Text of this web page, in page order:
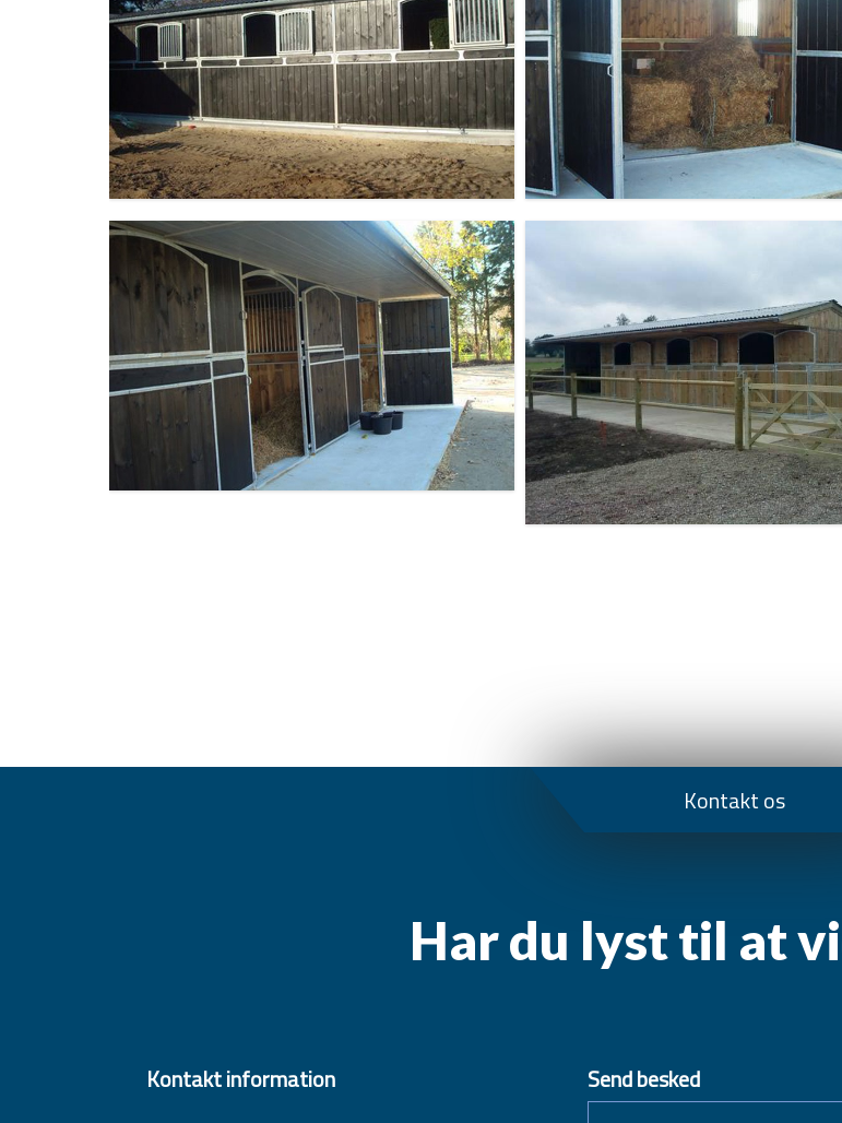
Kontakt os
Har du lyst til at
Kontakt information
Send besked